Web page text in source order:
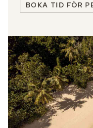
BOKA TID FÖR